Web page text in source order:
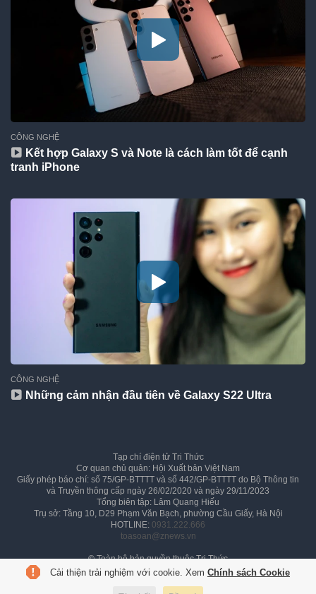
CÔNG NGHỆ
Kết hợp Galaxy S và Note là cách làm tốt để cạnh
tranh iPhone
CÔNG NGHỆ
Những cảm nhận đầu tiên về Galaxy S22 Ultra
Tạp chí điện tử Tri Thức
Cơ quan chủ quản: Hội Xuất bản Việt Nam
Giấy phép báo chí: số 75/GP-BTTTT và số 442/GP-BTTTT do Bộ Thông tin
và Truyền thông cấp ngày 26/02/2020 và ngày 29/11/2023
Tổng biên tập: Lâm Quang Hiếu
Trụ sở: Tầng 10, D29 Phạm Văn Bạch, phường Cầu Giấy, Hà Nội
HOTLINE: 0931.222.666
toasoan@znews.vn
©Toàn bộ bản quyền thuộc Tri Thức
Cải thiện trải nghiệm với cookie. Xem Chính sách Cookie